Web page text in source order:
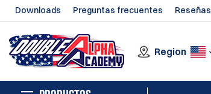
Downloads Preguntas frecuentes Reseñas
Region